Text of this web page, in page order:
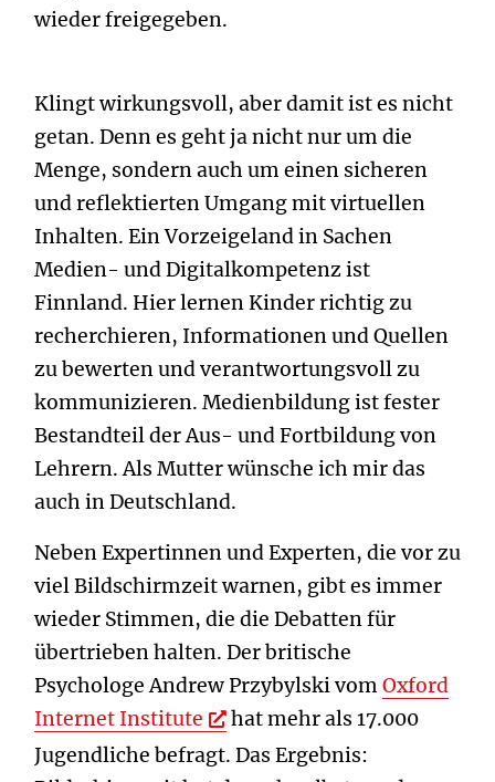
wieder freigegeben.
Klingt wirkungsvoll, aber damit ist es nicht
getan. Denn es geht ja nicht nur um die
Menge, sondern auch um einen sicheren
und reflektierten Umgang mit virtuellen
Inhalten. Ein Vorzeigeland in Sachen
Medien- und Digitalkompetenz ist
Finnland. Hier lernen Kinder richtig zu
recherchieren, Informationen und Quellen
zu bewerten und verantwortungsvoll zu
kommunizieren. Medienbildung ist fester
Bestandteil der Aus- und Fortbildung von
Lehrern. Als Mutter wünsche ich mir das
auch in Deutschland.
Neben Expertinnen und Experten, die vor zu
viel Bildschirmzeit warnen, gibt es immer
wieder Stimmen, die die Debatten für
übertrieben halten. Der britische
Psychologe Andrew Przybylski vom Oxford
Internet Institute
hat mehr als 17.000
Jugendliche befragt. Das Ergebnis: